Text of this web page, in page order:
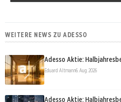
WEITERE NEWS ZU ADESSO
Adesso Aktie:
Eduard Altmann6. Aug. 2026
Adesso Aktie: